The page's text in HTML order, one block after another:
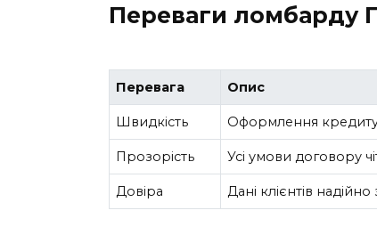
Переваги
Перевага Опис
Швидкість Оформлення кредиту
Прозорість Усі умови договору
Довіра Дані клієнтів